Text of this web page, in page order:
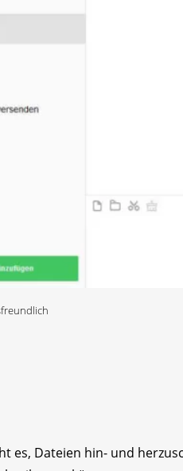
es, Dateien hin- und